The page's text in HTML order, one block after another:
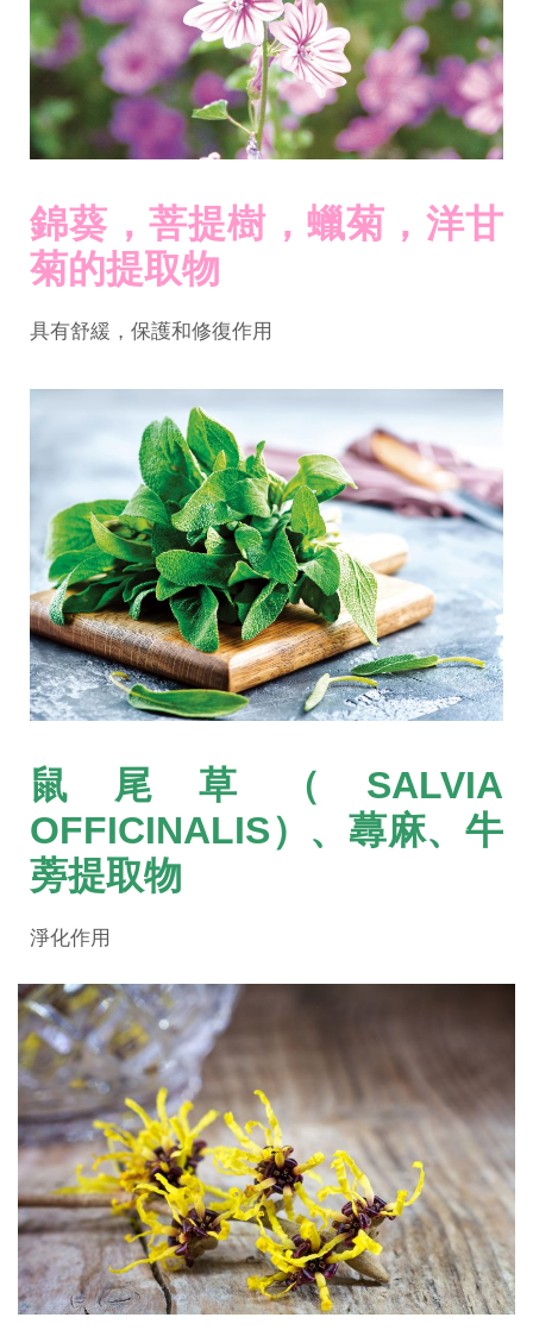
錦葵，菩提樹，蠟菊，洋甘
菊的提取物
具有舒緩，保護和修復作用
鼠尾草（SALVIA
OFFICINALIS）、蕁麻、牛
蒡提取物
淨化作用